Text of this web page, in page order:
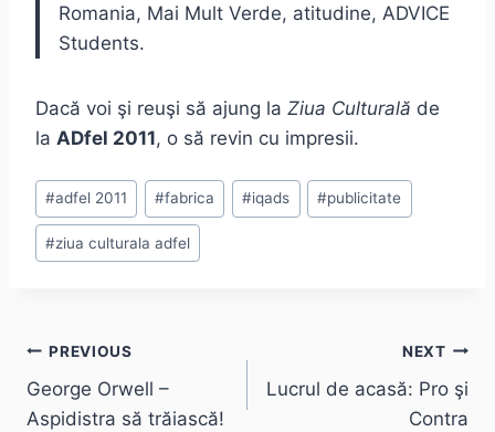
Romania, Mai Mult Verde, atitudine, ADVICE
Students.
Dacă voi şi reuşi să ajung la Ziua Culturală de
la ADfel 2011, o să revin cu impresii.
Post
Tags:
#adfel 2011 #fabrica #iqads #publicitate
#ziua culturala adfel
Post
navigation
PREVIOUS
George Orwell –
Aspidistra să trăiască!
NEXT
Lucrul de acasă: Pro şi
Contra